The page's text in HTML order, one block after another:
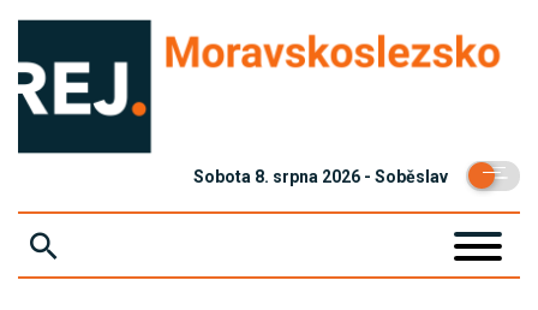
Sobota 8. srpna 2026 - Soběslav